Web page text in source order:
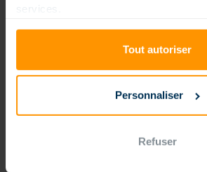
services.
Tout autoriser
Personnaliser
Refuser
d’automatisme et de gestion connectée sont
souci permanent de son utilisation au